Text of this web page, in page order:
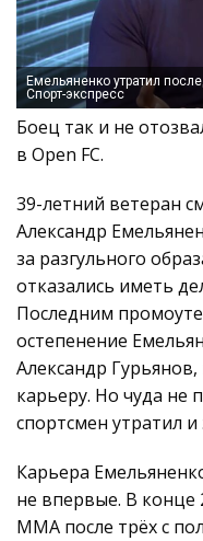
Емельяненко утратил
Спорт-экспресс
Боец так и не
в Open FC.
39-летний ветеран
Александр
за разгульного
отказались иметь
Последним
остепенение
Александр
карьеру. Но чуда
спортсмен утратил и
Карьера
не впервые. В конце
ММА после трёх с